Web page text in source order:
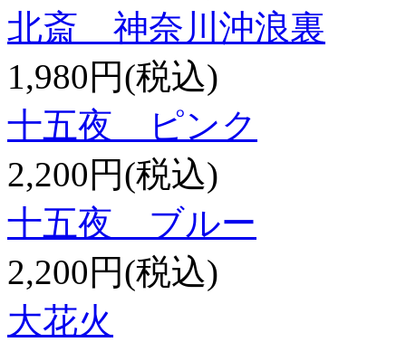
北斎 神奈川沖浪裏
1,980円(税込)
十五夜 ピンク
2,200円(税込)
十五夜 ブルー
2,200円(税込)
大花火